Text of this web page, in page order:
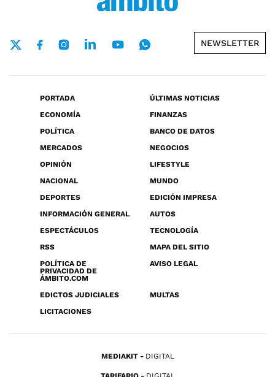
NEWSLETTER
PORTADA
ÚLTIMAS NOTICIAS
ECONOMÍA
FINANZAS
POLÍTICA
BANCO DE DATOS
MERCADOS
NEGOCIOS
OPINIÓN
LIFESTYLE
NACIONAL
MUNDO
DEPORTES
EDICIÓN IMPRESA
INFORMACIÓN GENERAL
AUTOS
ESPECTÁCULOS
TECNOLOGÍA
RSS
MAPA DEL SITIO
POLÍTICA DE
PRIVACIDAD DE
ÁMBITO.COM
AVISO LEGAL
EDICTOS JUDICIALES
MULTAS
LICITACIONES
MEDIAKIT DIGITAL